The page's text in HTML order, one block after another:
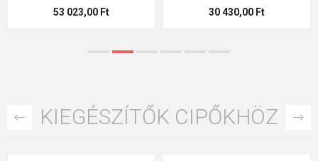
30 430,00 Ft 30 430,00 Ft
KIEGÉSZÍTŐK CIPŐKHÖZ